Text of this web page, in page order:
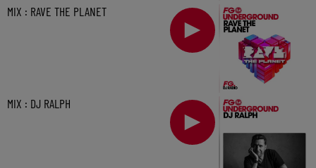
MIX : RAVE THE PLANET
MIX : DJ RALPH